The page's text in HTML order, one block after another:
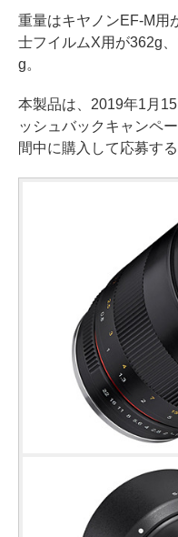
重量はキヤノンEF-M用
士フイルムX用が362g
g。
本製品は、2019年1月
ッシュバックキャンペ
間中に購入して応募す